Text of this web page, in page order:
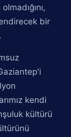
bir
kendi
kültürü